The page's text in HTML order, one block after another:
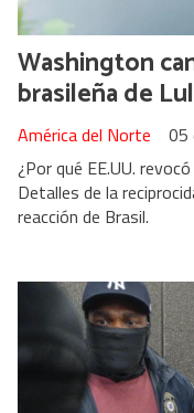
Washington
brasileña de
América del Norte
05
¿Por qué EE.UU.
Detalles de la
reacción de Brasil.